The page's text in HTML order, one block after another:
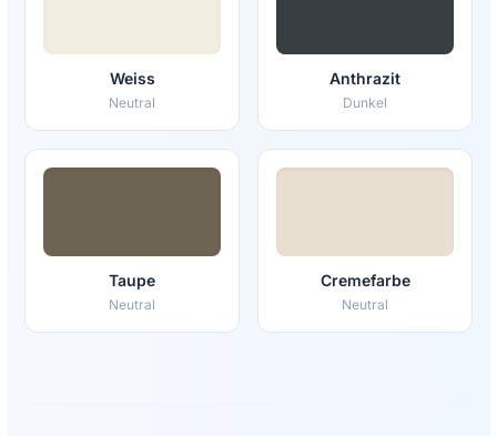
Weiss
Neutral
Anthrazit
Dunkel
Taupe
Neutral
Cremefarbe
Neutral